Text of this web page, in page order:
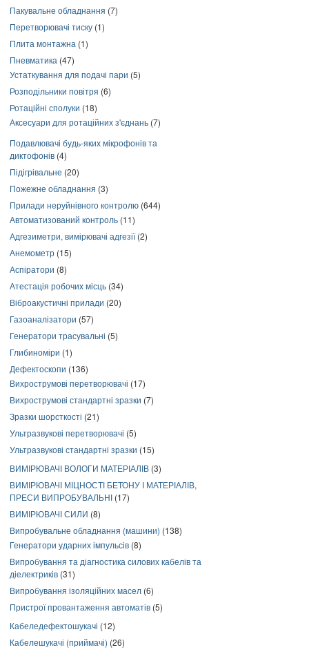
Пакувальне обладнання (7)
Перетворювачі тиску (1)
Плита монтажна (1)
Пневматика (47)
Устаткування для подачі пари (5)
Розподільники повітря (6)
Ротаційні сполуки (18)
Аксесуари для ротаційних з'єднань (7)
Подавлювачі будь-яких мікрофонів та
диктофонів (4)
Підігрівальне (20)
Пожежне обладнання (3)
Прилади неруйнівного контролю (644)
Автоматизований контроль (11)
Адгезиметри, вимірювачі адгезії(2)
Анемометр (15)
Аспіратори (8)
Атестація робочих місць (34)
Віброакустичні прилади (20)
Газоаналізатори (57)
Генератори трасувальні (5)
Глибиноміри (1)
Дефектоскопи (136)
Вихрострумові перетворювачі (17)
Вихрострумові стандартні зразки (7)
Зразки шорсткості (21)
Ультразвукові перетворювачі (5)
Ультразвукові стандартні зразки (15)
ВИМІРЮВАЧІ ВОЛОГИ МАТЕРІАЛІВ (3)
ВИМІРЮВАЧІ МІЦНОСТІ БЕТОНУ І МАТЕРІАЛІВ,
ПРЕСИ ВИПРОБУВАЛЬНІ (17)
ВИМІРЮВАЧІ СИЛИ (8)
Випробувальне обладнання (машини) (138)
Генератори ударних імпульсів (8)
Випробування та діагностика силових кабелів та
діелектриків (31)
Випробування ізоляційних масел (6)
Пристрої провантаження автоматів (5)
Кабеледефектошукачі (12)
Кабелешукачі (приймачі) (26)